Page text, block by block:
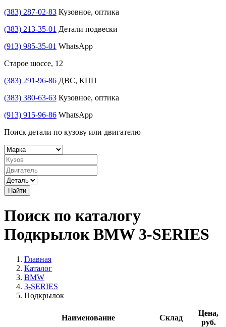
(383) 287-02-83 Кузовное, оптика
(383) 213-35-01 Детали подвески
(913) 985-35-01 WhatsApp
Старое шоссе, 12
(383) 291-96-86 ДВС, КПП
(383) 380-63-63 Кузовное, оптика
(913) 915-96-86 WhatsApp
Поиск детали по кузову или двигателю
Найти
Поиск по каталогу
Подкрылок BMW 3-SERIES
Главная
Каталог
BMW
3-SERIES
Подкрылок
Наименование Склад
Цена,
руб.